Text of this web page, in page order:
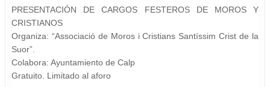
PRESENTACIÓN DE CARGOS FESTEROS DE MOROS Y
CRISTIANOS
Organiza: “Associació de Moros i Cristians SantíssimCrist de la
Suor”.
Colabora: Ayuntamiento de Calp
Gratuito. Limitado al aforo